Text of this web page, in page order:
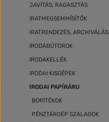
JAVÍTÁS, RAGASZTÁS
IRATMEGSEMMÍSÍTŐK
IRATRENDEZÉS, ARCHIVÁLÁS
IRODABÚTOROK
IRODAKELLÉK
IRODAI KISGÉPEK
IRODAI PAPÍRÁRU
BORÍTÉKOK
PÉNZTÁRGÉP SZALAGOK